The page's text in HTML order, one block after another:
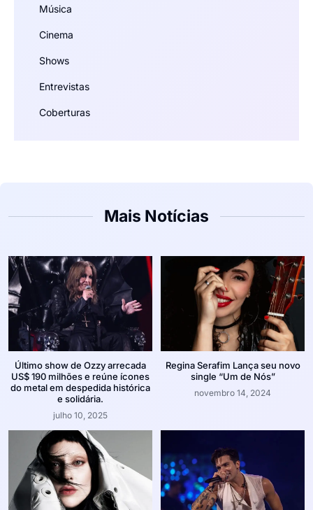
Música
Cinema
Shows
Entrevistas
Coberturas
Mais Notícias
Último show de Ozzy arrecada
US$ 190 milhões e reúne ícones
do metal em despedida histórica
e solidária.
julho 10, 2025
Regina Serafim Lança seu novo
single “Um de Nós”
novembro 14, 2024